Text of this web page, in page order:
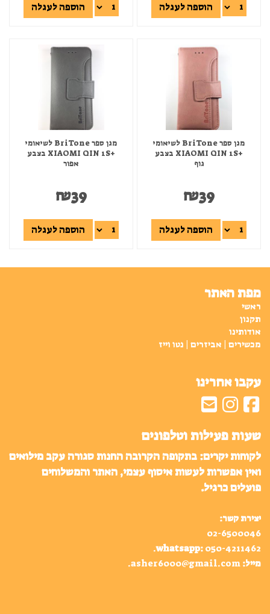
הוספה לעגלה הוספה לעגלה
מגן ספר BriTone לשיאומי
+XIAOMI QIN 1S בצבע
גוף
₪39
הוספה לעגלה
מגן ספר BriTone לשיאומי
+XIAOMI QIN 1S בצבע
אפור
₪39
הוספה לעגלה
מפת האתר
ראשי
תקנון
אודותינו
מכשירים | אביזרים | נטו וייז
עקבו אחרינו
שעות פעילות וטלפונים
לקוחות יקרים: בתקופה הקרובה החנות סגורה עקב מילואים
ואין אפשרות לעשות איסוף עצמי, האתר והמשלוחים
פועלים כרגיל.
יצירת קשר:
02-6500046
whatsapp: 050-4211462
.
מייל: asher6000@gmail.com
.